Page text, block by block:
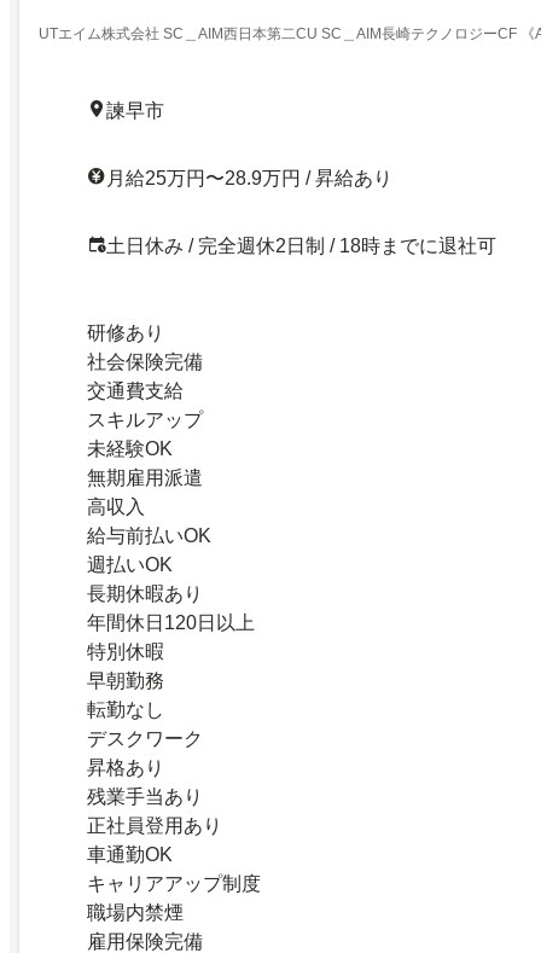
UTエイム株式会社 SC＿AIM西日本第二CU SC＿AIM長崎テクノロジーCF 《
諫早市
月給25万円〜28.9万円 / 昇給あり
土日休み / 完全週休2日制 / 18時までに退社可
研修あり
社会保険完備
交通費支給
スキルアップ
未経験OK
無期雇用派遣
高収入
給与前払いOK
週払いOK
長期休暇あり
年間休日120日以上
特別休暇
早朝勤務
転勤なし
デスクワーク
昇格あり
残業手当あり
正社員登用あり
車通勤OK
キャリアアップ制度
職場内禁煙
雇用保険完備